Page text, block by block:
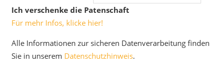
Ich verschenke die Patenschaft
Für mehr Infos, klicke hier!
Alle Informationen zur sicheren Datenverarbeitung finden
Sie in unserem Datenschutzhinweis.